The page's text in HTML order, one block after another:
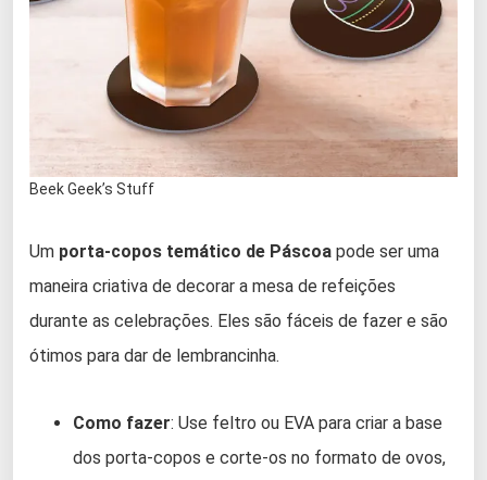
Beek Geek’s Stuff
Um porta-copos temático de Páscoa pode ser uma
maneira criativa de decorar a mesa de refeições
durante as celebrações. Eles são fáceis de fazer e são
ótimos para dar de lembrancinha.
Como fazer: Use feltro ou EVA para criar a base
dos porta-copos e corte-os no formato de ovos,